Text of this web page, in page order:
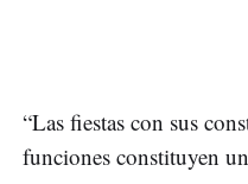
“Las fiestas con sus
funciones constituyen